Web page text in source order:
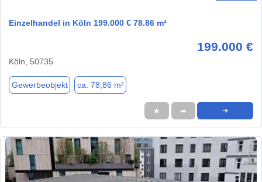
Einzelhandel in Köln 199.000 € 78.86 m²
199.000 €
Köln, 50735
Gewerbeobjekt ca. 78,86 m²
★ ➦ ➜